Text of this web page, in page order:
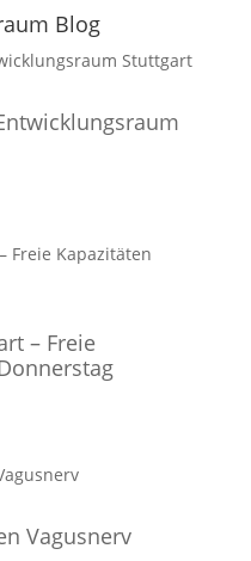
Blog
– Freie
Vagusnerv